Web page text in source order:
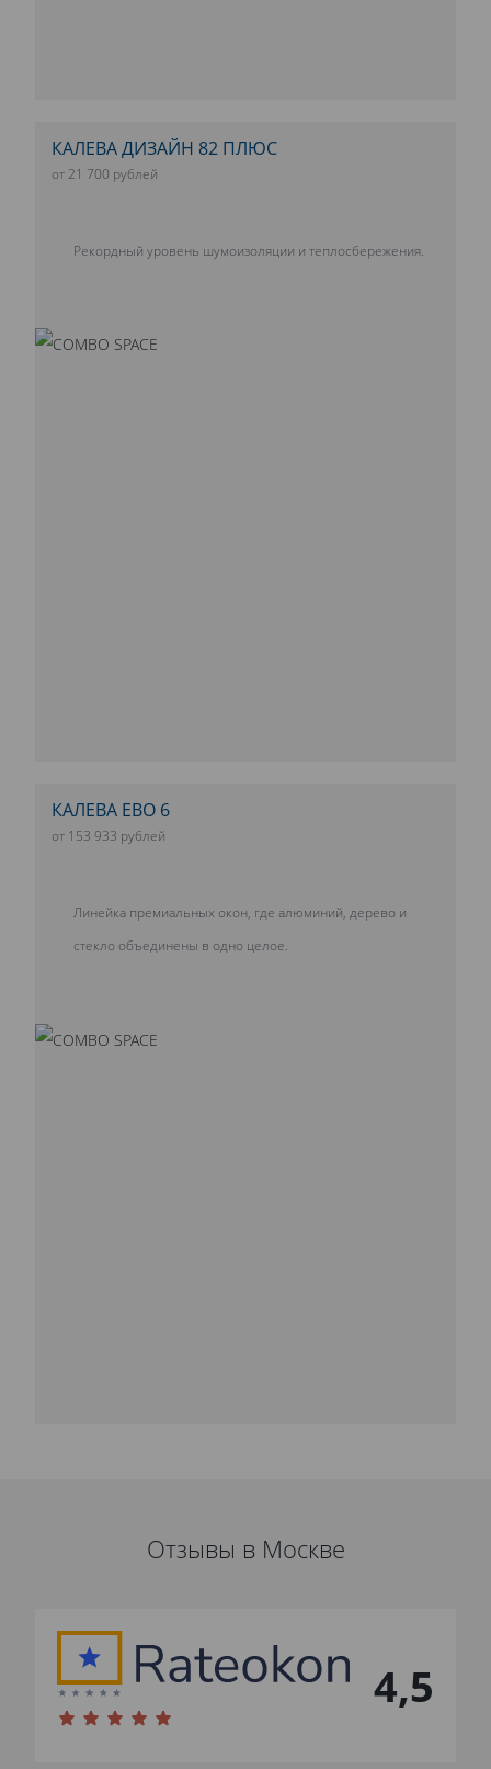
КАЛЕВА ДИЗАЙН 82 ПЛЮС
от 21 700 рублей
Рекордный уровень шумоизоляции и теплосбережения.
КАЛЕВА ЕВО 6
от 153 933 рублей
Линейка премиальных окон, где алюминий, дерево и
стекло объединены в одно целое.
Отзывы в Москве
4,5